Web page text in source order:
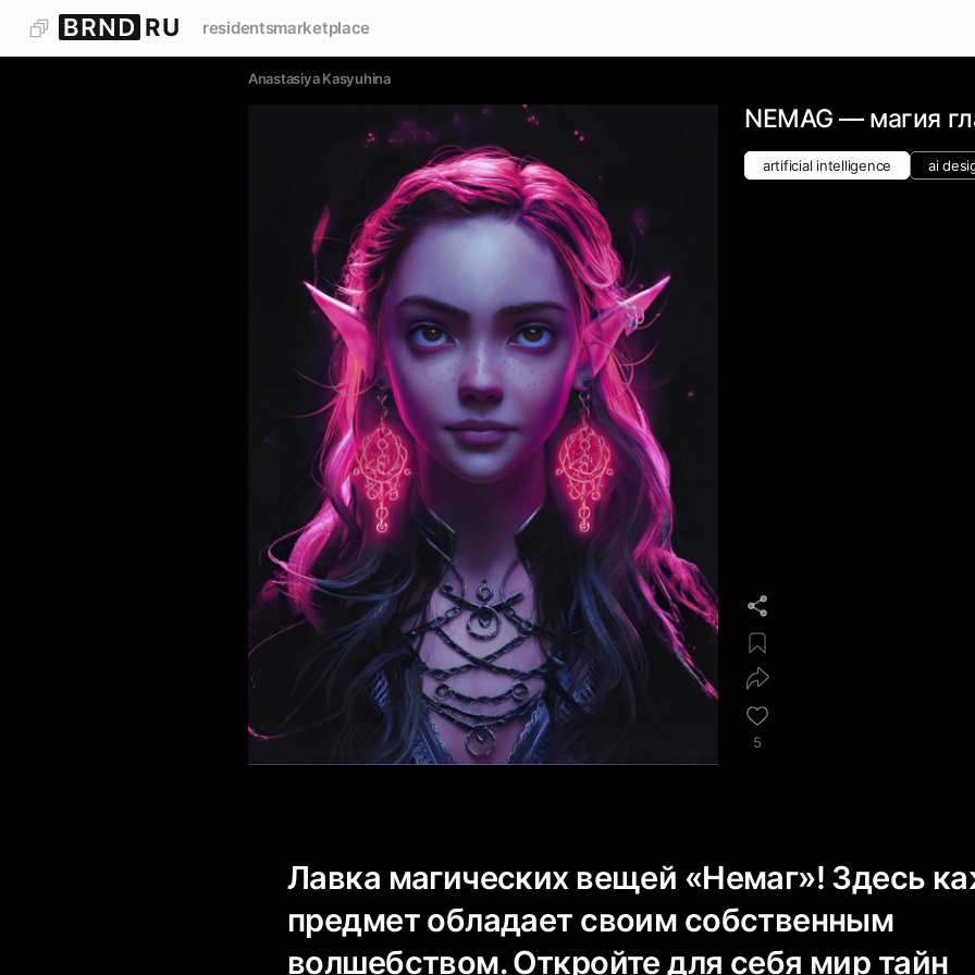
residentsmarketplace
Anastasiya Kasyuhina
NEMAG — магия
artificial intelligence ai
5
Лавка магических вещей «Немаг»! Здесь
предмет обладает своим собственным
волшебством. Откройте для себя мир тайн